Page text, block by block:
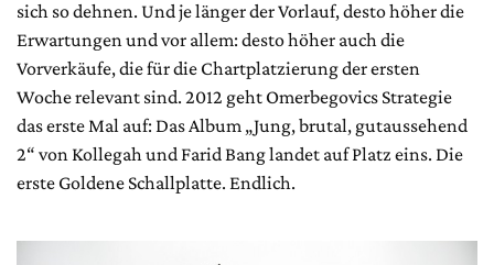
sich so dehnen. Und je länger der Vorlauf, desto höher die
Erwartungen und vor allem: desto höher auch die
Vorverkäufe, die für die Chartplatzierung der ersten
Woche relevant sind. 2012 geht Omerbegovics Strategie
das erste Mal auf: Das Album „Jung, brutal, gutaussehend
2“ von Kollegah und Farid Bang landet auf Platz eins. Die
erste Goldene Schallplatte. Endlich.